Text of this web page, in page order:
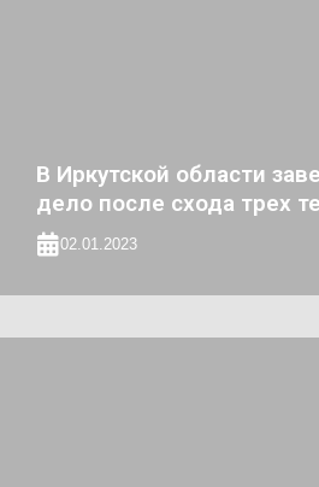
В Иркутской области
дело после схода трех
02.01.2023